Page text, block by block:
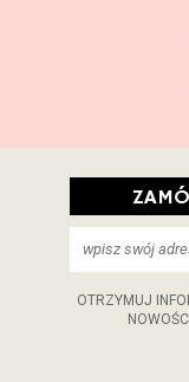
OTRZYMUJ